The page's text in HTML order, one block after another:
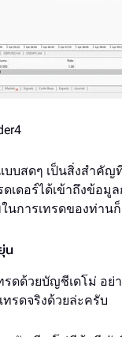
บสดๆ เป็นสิ่งสำคัญ
เดอร์ได้เข้าถึงข้อมู
นการเทรดของท่าน
น
รดด้วยบัญชีเดโม่ อ
ทรดจริงด้วยล่ะครับ